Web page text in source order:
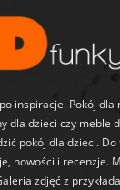
inspiracje. Pokój dla
dla dzieci czy meble
pokój dla dzieci.
nowości i recenzje.
zdjęć z